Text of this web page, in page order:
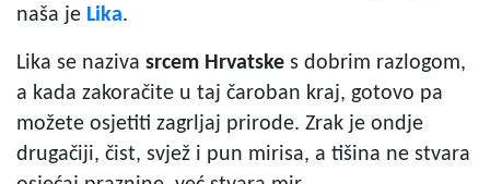
naša je Lika.
Lika se naziva srcem Hrvatske s dobrim razlogom,
a kada zakoračite u taj čaroban kraj, gotovo pa
možete osjetiti zagrljaj prirode. Zrak je ondje
drugačiji, čist, svjež i pun mirisa, a tišina ne stvara